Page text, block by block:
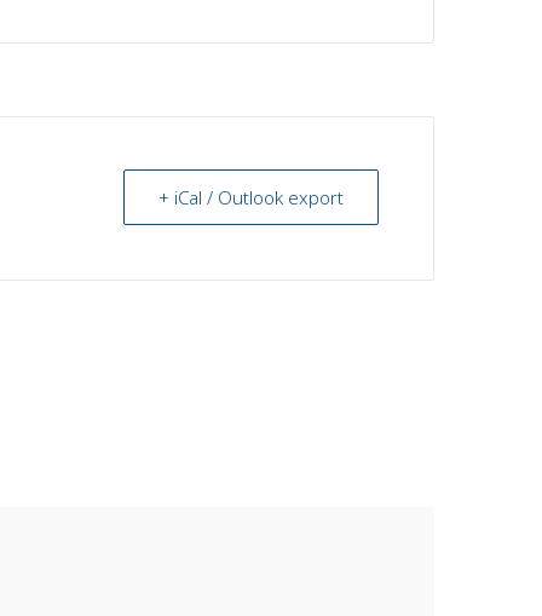
+ iCal / Outlook export